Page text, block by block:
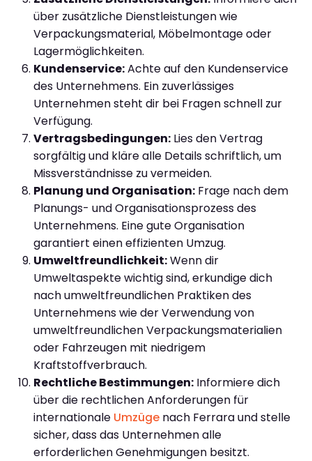
über zusätzliche Dienstleistungen wie
Verpackungsmaterial, Möbelmontage oder
Lagermöglichkeiten.
Kundenservice:Achte auf den Kundenservice
des Unternehmens. Ein zuverlässiges
Unternehmen steht dir bei Fragen schnell zur
Verfügung.
Vertragsbedingungen: Lies den Vertrag
sorgfältig und kläre alle Details schriftlich, um
Missverständnisse zu vermeiden.
Planung und Organisation: Frage nach dem
Planungs- und Organisationsprozess des
Unternehmens. Eine gute Organisation
garantiert einen effizienten Umzug.
Umweltfreundlichkeit:Wenn dir
Umweltaspekte wichtig sind, erkundige dich
nach umweltfreundlichen Praktiken des
Unternehmens wie der Verwendung von
umweltfreundlichen Verpackungsmaterialien
oder Fahrzeugen mit niedrigem
Kraftstoffverbrauch.
Rechtliche Bestimmungen: Informiere dich
über die rechtlichen Anforderungen für
internationale Umzüge nach Ferrara und stelle
sicher, dass das Unternehmen alle
erforderlichen Genehmigungen besitzt.